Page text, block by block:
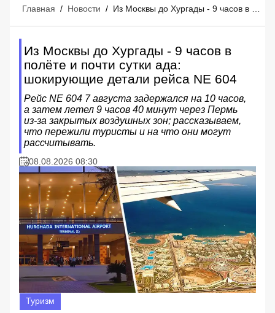
Главная / Новости / Из Москвы до Хургады - 9 часов в полёте и почти сутки ада: шокирующие детали рейса NE 604
Из Москвы до Хургады - 9 часов в
полёте и почти сутки ада:
шокирующие детали рейса NE 604
Рейс NE 604 7 августа задержался на 10 часов,
а затем летел 9 часов 40 минут через Пермь
из‑за закрытых воздушных зон; рассказываем,
что пережили туристы и на что они могут
рассчитывать.
08.08.2026 08:30
Туризм